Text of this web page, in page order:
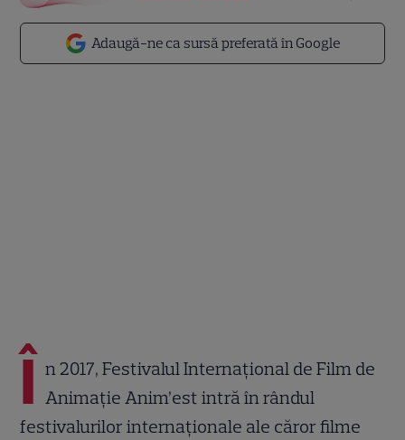
Adaugă-ne ca sursă preferată în Google
Î n 2017, Festivalul Internațional de Film de
Animație Anim’est intră în rândul
festivalurilor internaționale ale căror filme